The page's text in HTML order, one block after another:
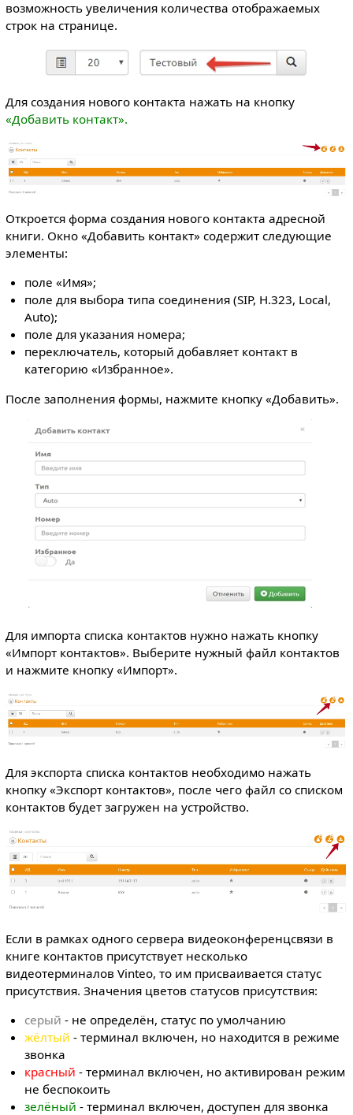
возможность увеличения количества отображаемых
строк на странице.
Для создания нового контакта нажать на кнопку
«Добавить контакт».
Откроется форма создания нового контакта адресной
книги. Окно «Добавить контакт» содержит следующие
элементы:
поле «Имя»;
поле для выбора типа соединения (SIP, H.323, Local,
Auto);
поле для указания номера;
переключатель, который добавляет контакт в
категорию «Избранное».
После заполнения формы, нажмите кнопку «Добавить».
Для импорта списка контактов нужно нажать кнопку
«Импорт контактов». Выберите нужный файл контактов
и нажмите кнопку «Импорт».
Для экспорта списка контактов необходимо нажать
кнопку «Экспорт контактов», после чего файл со списком
контактов будет загружен на устройство.
Если в рамках одного сервера видеоконференцсвязи в
книге контактов присутствует несколько
видеотерминалов Vinteo, то им присваивается статус
присутствия. Значения цветов статусов присутствия:
серый - не определён, статус по умолчанию
жёлтый - терминал включен, но находится в режиме
звонка
красный - терминал включен, но активирован режим
не беспокоить
зелёный - терминал включен, доступен для звонка